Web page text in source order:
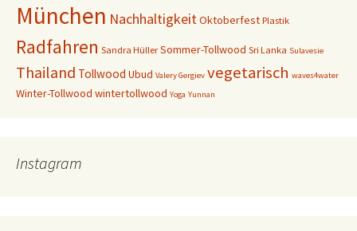
München NachhaltigkeitOktoberfest Plastik
Radfahren Sandra Hüller Sommer-Tollwood Sri Lanka Sulavesie
Thailand Tollwood Ubud Valery Gergiev vegetarisch waves4water
Winter-Tollwood wintertollwood Yoga Yunnan
Instagram